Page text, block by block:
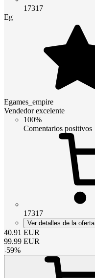
17317
Eg
Egames_empire
Vendedor excelente
100%
Comentarios positivos
17317
Ver detalles de la oferta
40.91 EUR
99.99 EUR
-59%